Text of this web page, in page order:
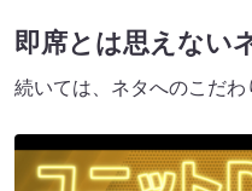
即席とは思えない
続いては、ネタへのこだわ